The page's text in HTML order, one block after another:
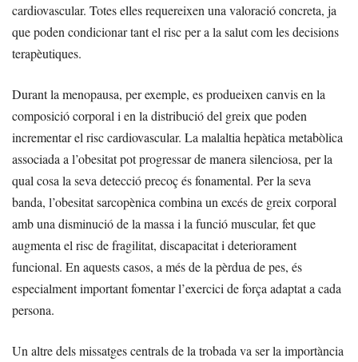
cardiovascular. Totes elles requereixen una valoració concreta, ja
que poden condicionar tant el risc per a la salut com les decisions
terapèutiques.
Durant la menopausa, per exemple, es produeixen canvis en la
composició corporal i en la distribució del greix que poden
incrementar el risc cardiovascular. La malaltia hepàtica metabòlica
associada a l’obesitat pot progressar de manera silenciosa, per la
qual cosa la seva detecció precoç és fonamental. Per la seva
banda, l’obesitat sarcopènica combina un excés de greix corporal
amb una disminució de la massa i la funció muscular, fet que
augmenta el risc de fragilitat, discapacitat i deteriorament
funcional. En aquests casos, a més de la pèrdua de pes, és
especialment important fomentar l’exercici de força adaptat a cada
persona.
Un altre dels missatges centrals de la trobada va ser la importància